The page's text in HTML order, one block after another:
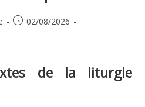
Publication
02/08/2026
de la liturgie